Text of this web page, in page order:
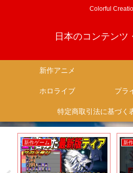
Colorful
日本のコンテンツ
新作アニメ
ホロライブ
新作ゲーム 新